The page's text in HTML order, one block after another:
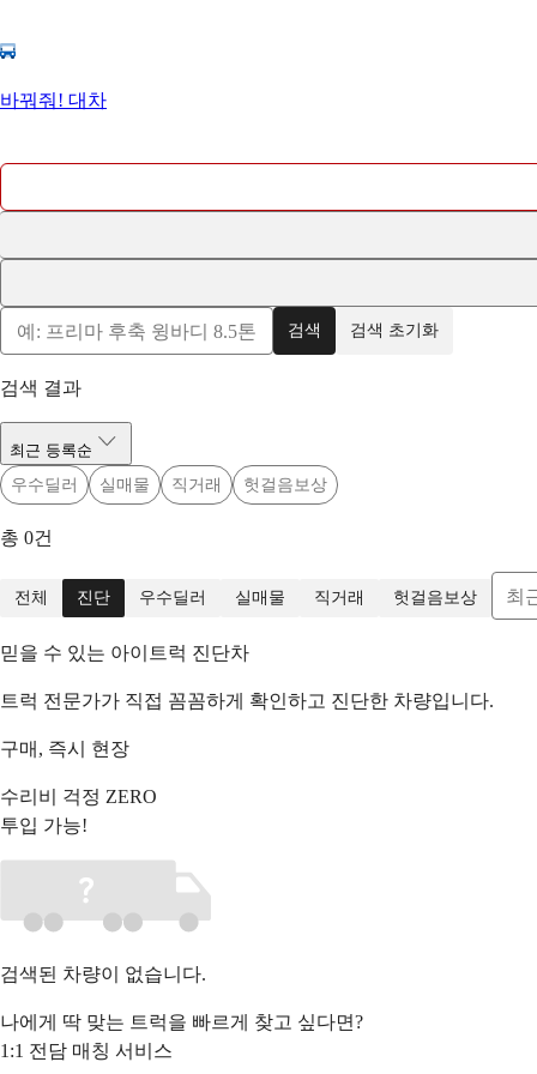
바꿔줘! 대차
검색 검색 초기화
검색 결과
최근 등록순
우수딜러
실매물 직거래 헛걸음보상
총 0건
전체 진단 우수딜러 실매물 직거래 헛걸음보상 최
믿을 수 있는 아이트럭 진단차
트럭 전문가가 직접 꼼꼼하게 확인하고 진단한 차량입니다.
구매, 즉시 현장
수리비 걱정 ZERO
투입 가능!
검색된 차량이 없습니다.
나에게 딱 맞는 트럭을 빠르게 찾고 싶다면?
1:1 전담 매칭 서비스